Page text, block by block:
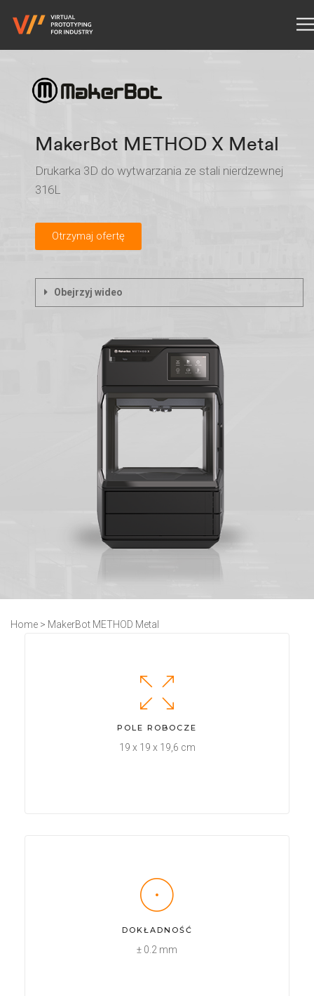
MakerBot METHOD X Metal
Drukarka 3D do wytwarzania ze stali nierdzewnej
316L
Otrzymaj ofertę
Obejrzyj wideo
Home > MakerBot METHOD Metal
POLE ROBOCZE
19 x 19 x 19,6 cm
DOKŁADNOŚĆ
± 0.2 mm